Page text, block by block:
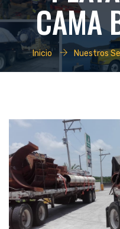
CAMA
Inicio Nuestros